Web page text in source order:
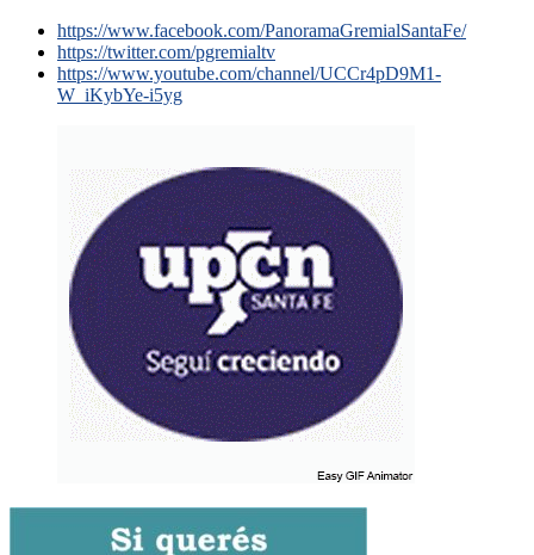
https://www.facebook.com/PanoramaGremialSantaFe/
https://twitter.com/pgremialtv
https://www.youtube.com/channel/UCCr4pD9M1-
W_iKybYe-i5yg